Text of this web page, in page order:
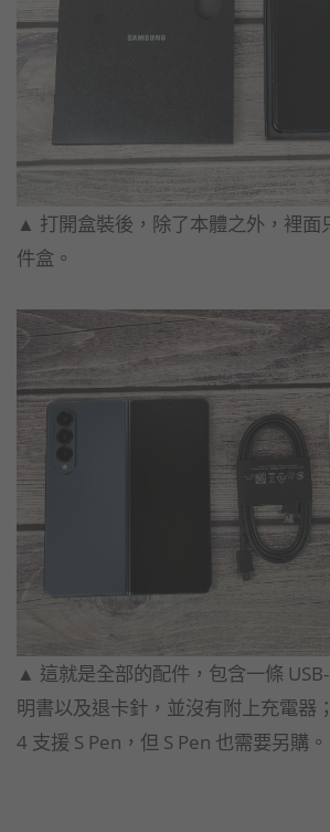
▲ 打開盒裝後，除了本體之外，裡面
件盒。
▲ 這就是全部的配件，包含一條
明書以及退卡針，並沒有附上充電器
4 支援 S Pen，但 S Pen 也需要另購。